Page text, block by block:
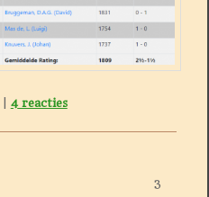
4reacties
3